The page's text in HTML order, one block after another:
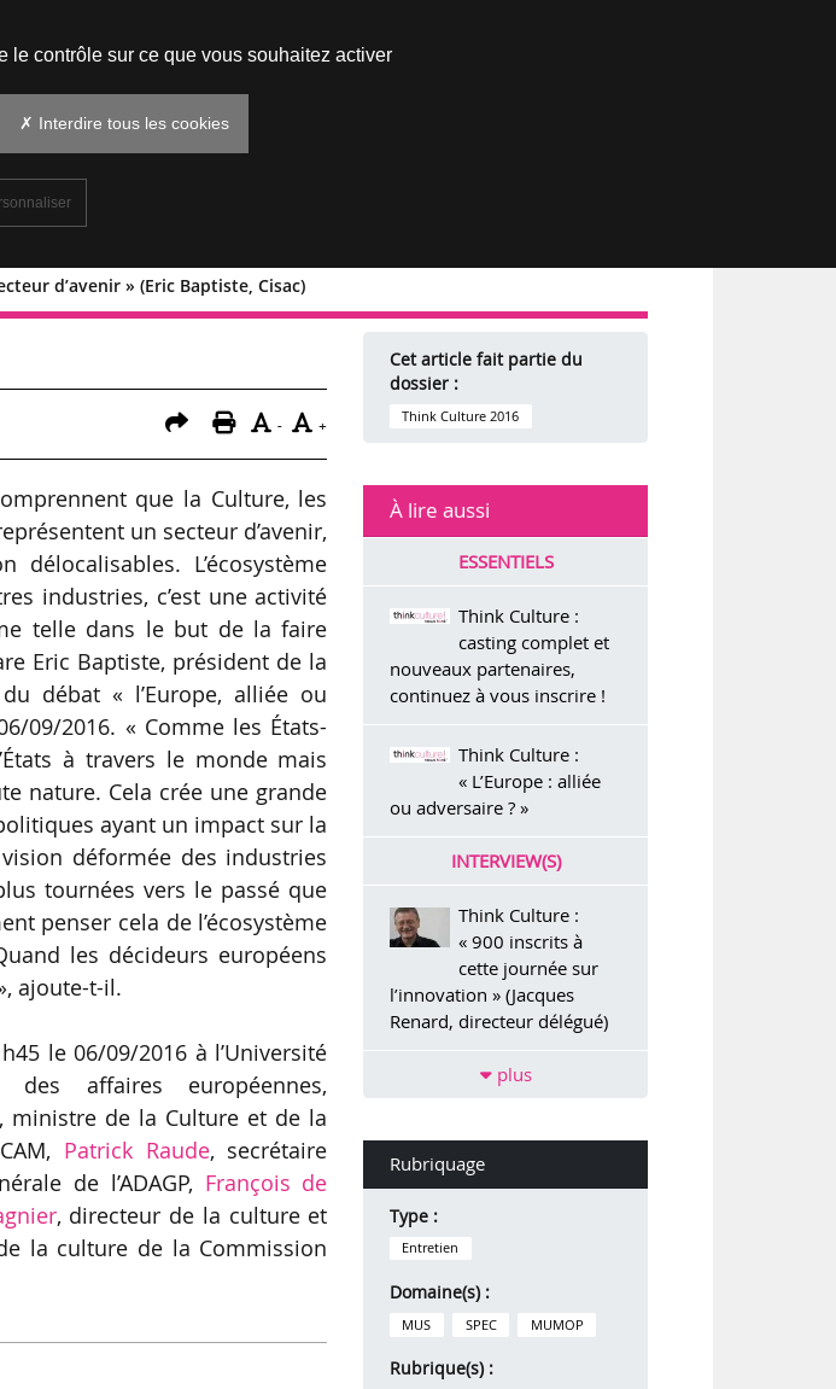
d’avenir » (Eric Baptiste, Cisac)
culture est un
- +
que la Culture, les
un secteur d’avenir,
L’écosystème
industries, c’est une activité
telle dans le but de la faire
Eric Baptiste, président de la
débat « l’Europe, alliée ou
09/2016. « Comme les États-
à travers le monde mais
nature. Cela crée une grande
ayant un impact sur la
déformée des industries
tournées vers le passé que
penser cela de l’écosystème
les décideurs européens
ajoute-t-il.
le 06/09/2016 à l’Université
des affaires européennes,
, ministre de la Culture et de la
Patrick Raude, secrétaire
de l’ADAGP, François de
, directeur de la culture et
la culture de la Commission
Cet article fait partie du
dossier :
Think Culture 2016
À lire aussi
ESSENTIELS
Think Culture :
casting complet et
nouveaux partenaires,
continuez à vous inscrire !
Think Culture :
« L’Europe : alliée
ou adversaire ? »
INTERVIEW(S)
Think Culture :
« 900 inscrits à
cette journée sur
l’innovation » (Jacques
Renard, directeur délégué)
plus
Rubriquage
Type :
Entretien
Domaine(s) :
MUS SPEC MUMOP
Rubrique(s) :
le contrôle sur ce que vous souhaitez activer
✗ Interdire tous les cookies